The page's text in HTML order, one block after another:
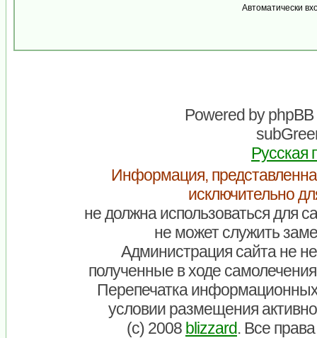
Автоматически
Powered byphpBB
Русская
Информация,
исключительно
не должна использоваться для
не может служить
Администрация сайта не
полученные в ходе
Перепечатка
условии размещения
(c) 2008 blizzard. Все